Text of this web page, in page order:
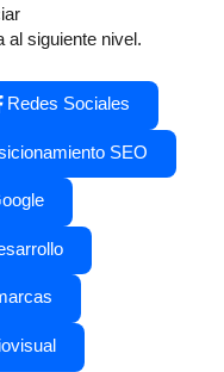
al siguiente nivel.
Redes Sociales
SEO